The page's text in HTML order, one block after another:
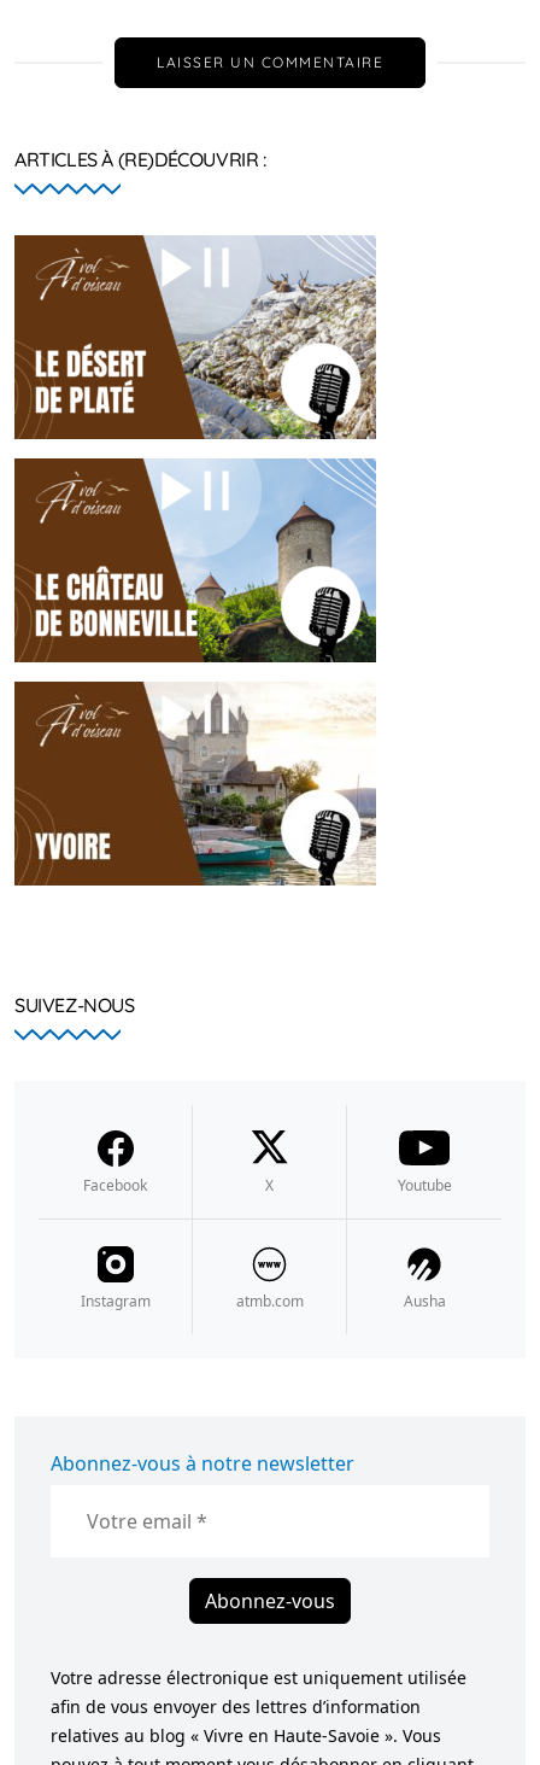
LAISSER UN COMMENTAIRE
ARTICLES À (RE)DÉCOUVRIR :
SUIVEZ-NOUS
Facebook X Youtube
Instagram atmb.com Ausha
Abonnez-vous à notre newsletter
Abonnez-vous
Votre adresse électronique est uniquement utilisée
afin de vous envoyer des lettres d’information
relatives au blog « Vivre en Haute-Savoie ». Vous